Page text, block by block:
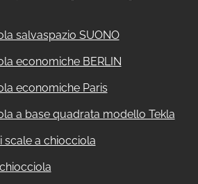
salvaspazio SUONO
economiche BERLIN
economiche Paris
a base quadrata modello Tekla
scale a chiocciola